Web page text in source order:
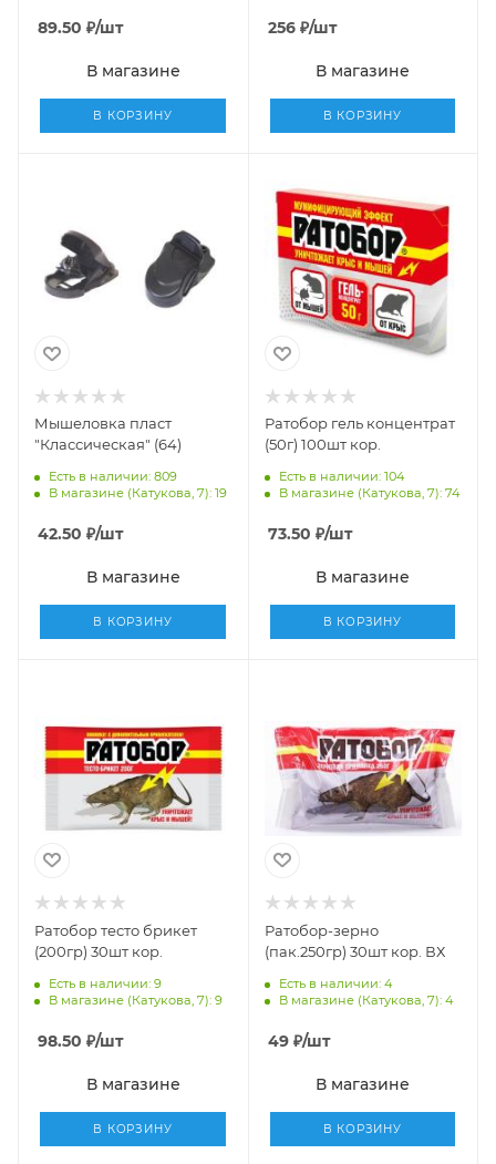
89.50 ₽/шт
В магазине
В КОРЗИНУ
256₽/шт
В магазине
В КОРЗИНУ
Мышеловка пласт
"Классическая" (64)
Есть в наличии: 809
В магазине (Катукова, 7): 19
42.50 ₽/шт
В магазине
В КОРЗИНУ
Ратобор гель концентрат
(50г) 100шт кор.
Есть в наличии: 104
В магазине (Катукова, 7): 74
73.50 ₽/шт
В магазине
В КОРЗИНУ
Ратобор тесто брикет
(200гр) 30шт кор.
Есть в наличии: 9
В магазине (Катукова, 7): 9
98.50 ₽/шт
В магазине
В КОРЗИНУ
Ратобор-зерно
(пак.250гр) 30шт кор. ВХ
Есть в наличии: 4
В магазине (Катукова, 7): 4
49₽/шт
В магазине
В КОРЗИНУ